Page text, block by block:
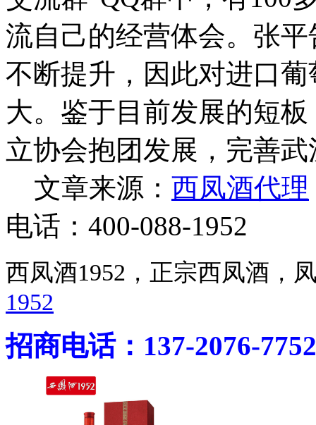
流自己的经营体会。张
不断提升，因此对进口
大。鉴于目前发展的短
立协会抱团发展，完善
文章来源： 西凤酒代理
电话：400-088-1952
西凤酒1952，正宗西凤酒
1952
招商电话：137-2076-7752